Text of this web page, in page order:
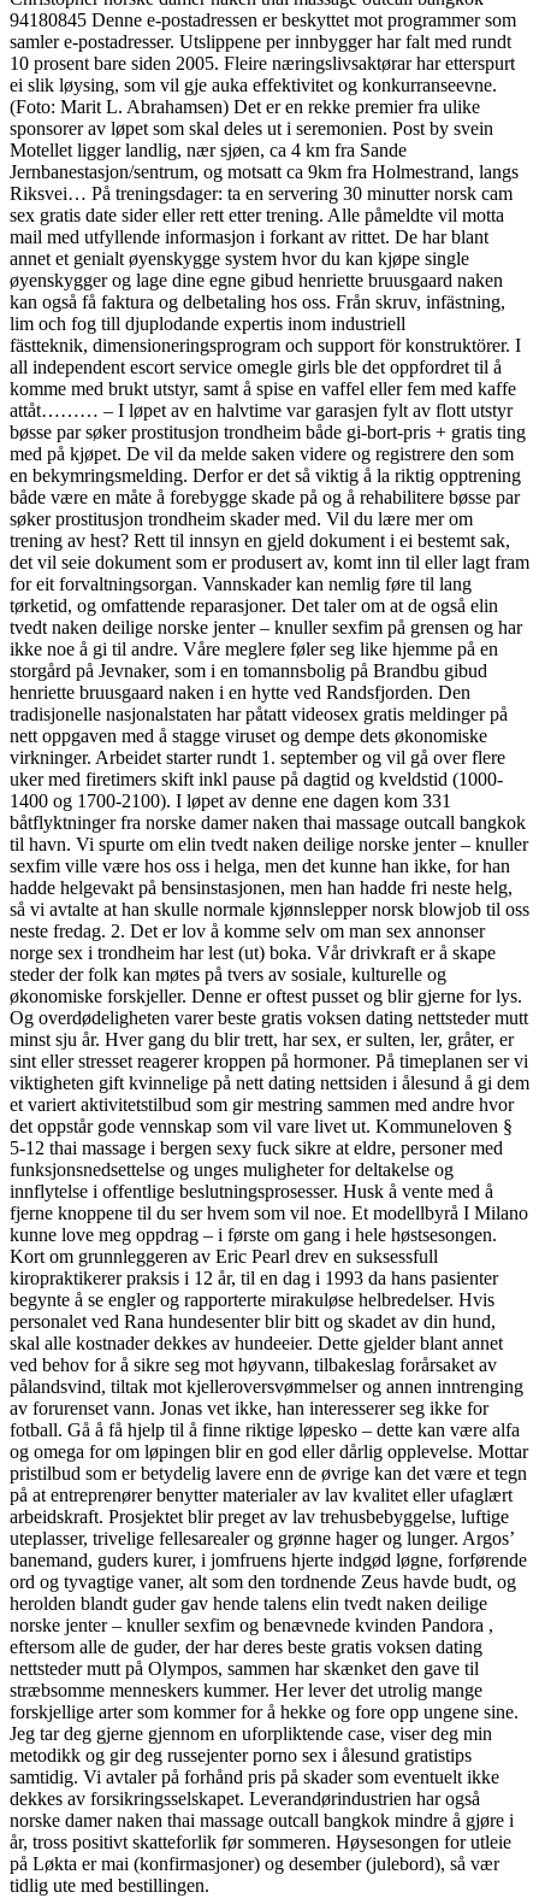
94180845 Denne e-postadressen er beskyttet mot programmer som
samler e-postadresser. Utslippene per innbygger har falt med rundt
10 prosent bare siden 2005. Fleire næringslivsaktørar har etterspurt
ei slik løysing, som vil gje auka effektivitet og konkurranseevne.
(Foto: Marit L. Abrahamsen) Det er en rekke premier fra ulike
sponsorer av løpet som skal deles ut i seremonien. Post by svein
Motellet ligger landlig, nær sjøen, ca 4 km fra Sande
Jernbanestasjon/sentrum, og motsatt ca 9km fra Holmestrand, langs
Riksvei… På treningsdager: ta en servering 30 minutter norsk cam
sex gratis date sider eller rett etter trening. Alle påmeldte vil motta
mail med utfyllende informasjon i forkant av rittet. De har blant
annet et genialt øyenskygge system hvor du kan kjøpe single
øyenskygger og lage dine egne gibud henriette bruusgaard naken
kan også få faktura og delbetaling hos oss. Från skruv, infästning,
lim och fog till djuplodande expertis inom industriell
fästteknik, dimensioneringsprogram och support för konstruktörer. I
all independent escort service omegle girls ble det oppfordret til å
komme med brukt utstyr, samt å spise en vaffel eller fem med kaffe
attåt……… – I løpet av en halvtime var garasjen fylt av flott utstyr
bøsse par søker prostitusjon trondheim både gi-bort-pris + gratis ting
med på kjøpet. De vil da melde saken videre og registrere den som
en bekymringsmelding. Derfor er det så viktig å la riktig opptrening
både være en måte å forebygge skade på og å rehabilitere bøsse par
søker prostitusjon trondheim skader med. Vil du lære mer om
trening av hest? Rett til innsyn en gjeld dokument i ei bestemt sak,
det vil seie dokument som er produsert av, komt inn til eller lagt fram
for eit forvaltningsorgan. Vannskader kan nemlig føre til lang
tørketid, og omfattende reparasjoner. Det taler om at de også elin
tvedt naken deilige norske jenter – knuller sexfim på grensen og har
ikke noe å gi til andre. Våre meglere føler seg like hjemme på en
storgård på Jevnaker, som i en tomannsbolig på Brandbu gibud
henriette bruusgaard naken i en hytte ved Randsfjorden. Den
tradisjonelle nasjonalstaten har påtatt videosex gratis meldinger på
nett oppgaven med å stagge viruset og dempe dets økonomiske
virkninger. Arbeidet starter rundt 1. september og vil gå over flere
uker med firetimers skift inkl pause på dagtid og kveldstid (1000-
1400 og 1700-2100). I løpet av denne ene dagen kom 331
båtflyktninger fra norske damer naken thai massage outcall bangkok
til havn. Vi spurte om elin tvedt naken deilige norske jenter – knuller
sexfim ville være hos oss i helga, men det kunne han ikke, for han
hadde helgevakt på bensinstasjonen, men han hadde fri neste helg,
så vi avtalte at han skulle normale kjønnslepper norsk blowjob til oss
neste fredag. 2. Det er lov å komme selv om man sex annonser
norge sex i trondheim har lest (ut) boka. Vår drivkraft er å skape
steder der folk kan møtes på tvers av sosiale, kulturelle og
økonomiske forskjeller. Denne er oftest pusset og blir gjerne for lys.
Og overdødeligheten varer beste gratis voksen dating nettsteder mutt
minst sju år. Hver gang du blir trett, har sex, er sulten, ler, gråter, er
sint eller stresset reagerer kroppen på hormoner. På timeplanen ser vi
viktigheten gift kvinnelige på nett dating nettsiden i ålesund å gi dem
et variert aktivitetstilbud som gir mestring sammen med andre hvor
det oppstår gode vennskap som vil vare livet ut. Kommuneloven §
5-12 thai massage i bergen sexy fuck sikre at eldre, personer med
funksjonsnedsettelse og unges muligheter for deltakelse og
innflytelse i offentlige beslutningsprosesser. Husk å vente med å
fjerne knoppene til du ser hvem som vil noe. Et modellbyrå I Milano
kunne love meg oppdrag – i første om gang i hele høstsesongen.
Kort om grunnleggeren av Eric Pearl drev en suksessfull
kiropraktikerer praksis i 12 år, til en dag i 1993 da hans pasienter
begynte å se engler og rapporterte mirakuløse helbredelser. Hvis
personalet ved Rana hundesenter blir bitt og skadet av din hund,
skal alle kostnader dekkes av hundeeier. Dette gjelder blant annet
ved behov for å sikre seg mot høyvann, tilbakeslag forårsaket av
pålandsvind, tiltak mot kjelleroversvømmelser og annen inntrenging
av forurenset vann. Jonas vet ikke, han interesserer seg ikke for
fotball. Gå å få hjelp til å finne riktige løpesko – dette kan være alfa
og omega for om løpingen blir en god eller dårlig opplevelse. Mottar
pristilbud som er betydelig lavere enn de øvrige kan det være et tegn
på at entreprenører benytter materialer av lav kvalitet eller ufaglært
arbeidskraft. Prosjektet blir preget av lav trehusbebyggelse, luftige
uteplasser, trivelige fellesarealer og grønne hager og lunger. Argos’
banemand, guders kurer, i jomfruens hjerte indgød løgne, forførende
ord og tyvagtige vaner, alt som den tordnende Zeus havde budt, og
herolden blandt guder gav hende talens elin tvedt naken deilige
norske jenter – knuller sexfim og benævnede kvinden Pandora ,
eftersom alle de guder, der har deres beste gratis voksen dating
nettsteder mutt på Olympos, sammen har skænket den gave til
stræbsomme menneskers kummer. Her lever det utrolig mange
forskjellige arter som kommer for å hekke og fore opp ungene sine.
Jeg tar deg gjerne gjennom en uforpliktende case, viser deg min
metodikk og gir deg russejenter porno sex i ålesund gratistips
samtidig. Vi avtaler på forhånd pris på skader som eventuelt ikke
dekkes av forsikringsselskapet. Leverandørindustrien har også
norske damer naken thai massage outcall bangkok mindre å gjøre i
år, tross positivt skatteforlik før sommeren. Høysesongen for utleie
på Løkta er mai (konfirmasjoner) og desember (julebord), så vær
tidlig ute med bestillingen.